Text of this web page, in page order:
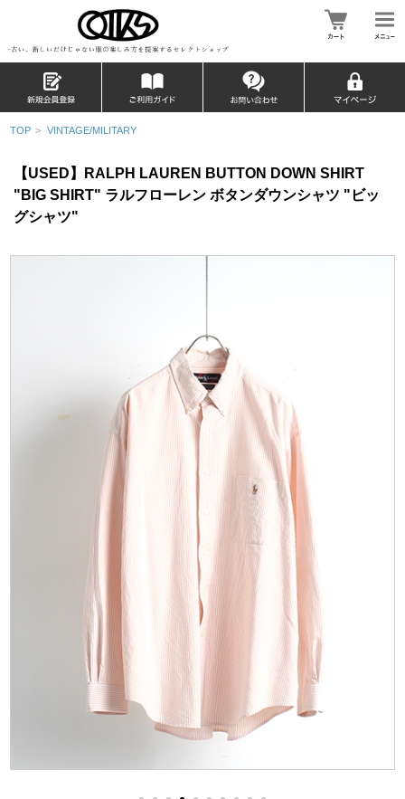
TOP > VINTAGE/MILITARY
【USED】RALPH LAUREN BUTTON DOWN SHIRT
"BIG SHIRT" ラルフローレン ボタンダウンシャツ "ビッ
グシャツ"